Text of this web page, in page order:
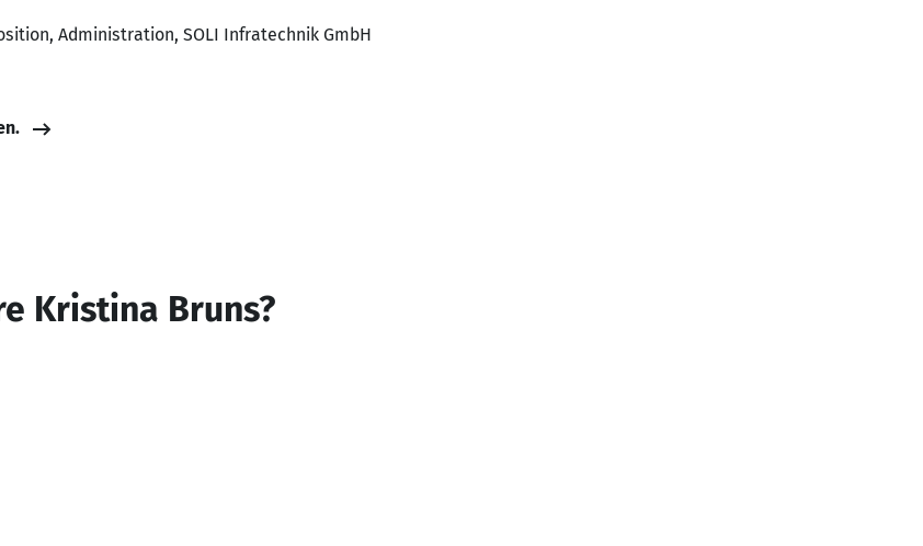
Administration, SOLI Infratechnik GmbH
Kristina Bruns?